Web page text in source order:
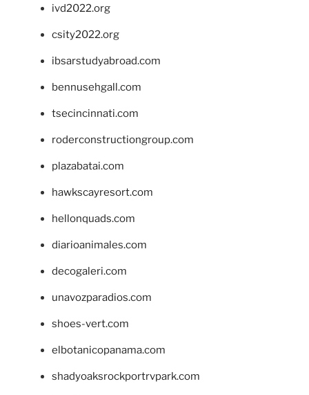
ivd2022.org
csity2022.org
ibsarstudyabroad.com
bennusehgall.com
tsecincinnati.com
roderconstructiongroup.com
plazabatai.com
hawkscayresort.com
hellonquads.com
diarioanimales.com
decogaleri.com
unavozparadios.com
shoes-vert.com
elbotanicopanama.com
shadyoaksrockportrvpark.com